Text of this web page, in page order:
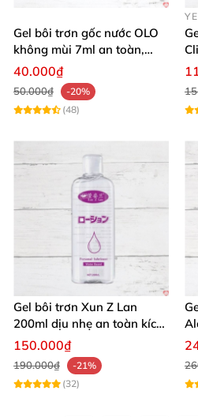
Gel bôi trơn gốc nước OLO
không mùi 7ml an toàn,
chất lượng
40.000₫
50.000₫
-20%
(48)
Gel bôi trơn Xun Z Lan
200ml dịu nhẹ an toàn kích
thích sảng khoái
150.000₫
190.000₫
-21%
(32)